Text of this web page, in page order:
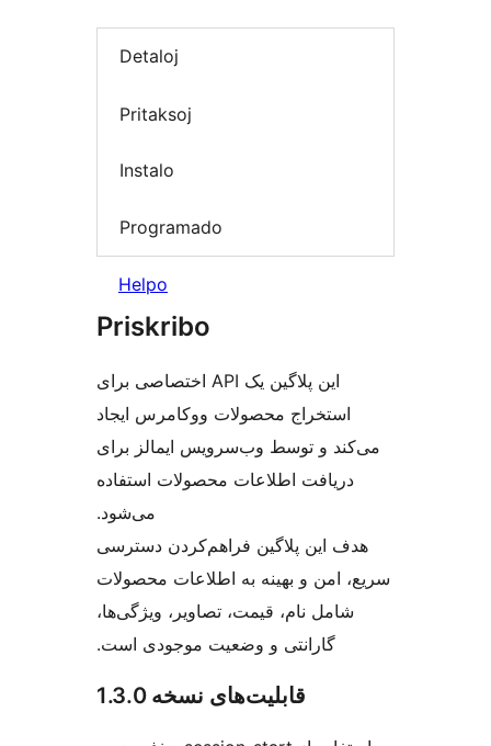
Detaloj
Pritaksoj
Instalo
Programado
Helpo
Priskribo
‫این پلاگین یک API اختصاصی برای
استخراج محصولات ووکامرس ایجاد
می‌کند و توسط وب‌سرویس ایمالز برای
دریافت اطلاعات محصولات استفاده
می‌شود.
‫هدف این پلاگین فراهم‌کردن دسترسی
سریع، امن و بهینه به اطلاعات محصولات
شامل نام، قیمت، تصاویر، ویژگی‌ها،
گارانتی و وضعیت موجودی است.
قابلیت‌های نسخه 1.3.0